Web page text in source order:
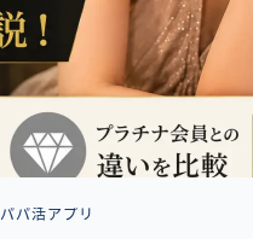
パパ活アプリ